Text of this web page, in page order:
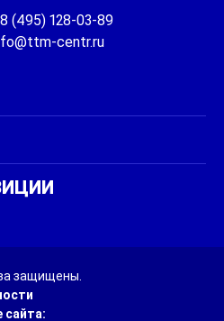
8 (495) 128-03-89
centr.ru
защищены.
сайта: